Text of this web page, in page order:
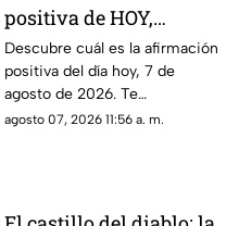
positiva de HOY,
viernes 7 de agosto de
2026: Repite estas
palabras y llena tu día
de energía
Descubre cuál es la afirmación
positiva del día hoy, 7 de
agosto de 2026. Te
compartimos un mensaje
agosto 07, 2026 11:56 a. m.